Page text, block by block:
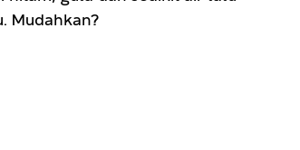
Mudahkan?